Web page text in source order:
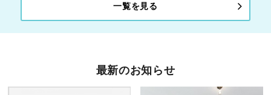
一覧を見る
最新のお知らせ